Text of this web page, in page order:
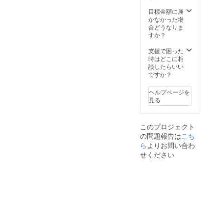
目標金額に届
かなかった場
合どうなりま
すか？
支援で困った
時はどこに相
談したらいい
ですか？
ヘルプページを
見る
このプロジェクト
の問題報告はこち
ら よりお問い合わ
せください